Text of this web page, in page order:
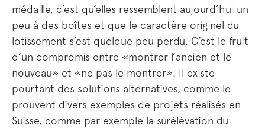
médaille, c’est qu’elles ressemblent aujourd’hui un
peu à des boîtes et que le caractère originel du
lotissement s’est quelque peu perdu. C’est le fruit
d’un compromis entre «montrer l’ancien et le
nouveau» et «ne pas le montrer». Il existe
pourtant des solutions alternatives, comme le
prouvent divers exemples de projets réalisés en
Suisse, comme par exemple la surélévation du